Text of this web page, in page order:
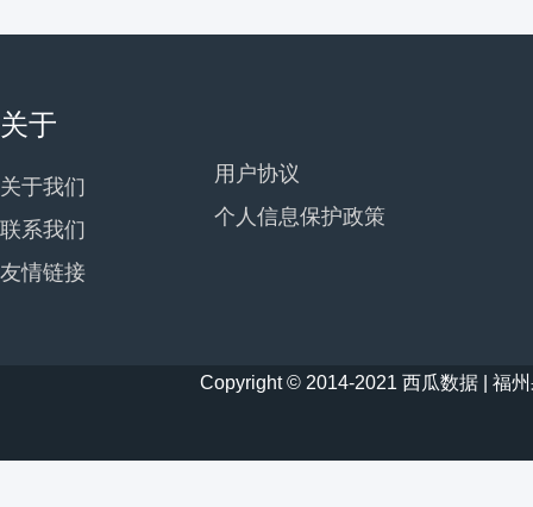
关于
关于我们
联系我们
友情链接
用户协议
个人信息保护政策
Copyright © 2014-2021 西瓜数据 | 福